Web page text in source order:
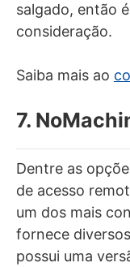
salgado, então
consideração.
Saiba mais ao
7.
Dentre as
de acesso
um dos mais
fornece
possui uma